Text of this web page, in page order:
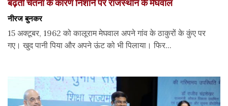
बढ़ती चेतना के कारण निशाने पर राजस्थान के मेघवाल
नीरज बुनकर
15 अक्टूबर, 1962 को कालूराम मेघवाल अपने गांव के ठाकुरों के कुंए पर
गए। खुद पानी पिया और अपने ऊंट को भी पिलाया। फिर...